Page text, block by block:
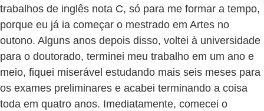
trabalhos de inglês nota C, só para me formar a tempo,
porque eu já ia começar o mestrado em Artes no
outono. Alguns anos depois disso, voltei à universidade
para o doutorado, terminei meu trabalho em um ano e
meio, fiquei miserável estudando mais seis meses para
os exames preliminares e acabei terminando a coisa
toda em quatro anos. Imediatamente, comecei o